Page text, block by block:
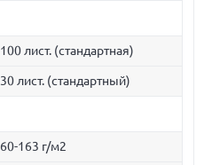
100 лист. (стандартная)
30 лист. (стандартный)
60-163 г/м2